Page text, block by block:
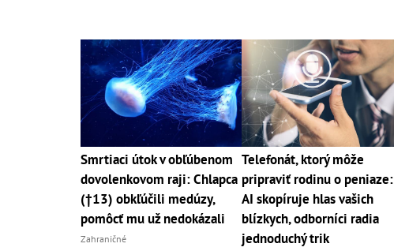
Smrtiaci útok v obľúbenom
dovolenkovom raji: Chlapca
(†13) obkľúčili medúzy,
pomôcť mu už nedokázali
Zahraničné
Telefonát, ktorý môže
pripraviť rodinu o peniaze:
AI skopíruje hlas vašich
blízkych, odborníci radia
jednoduchý trik